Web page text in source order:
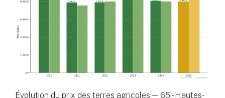
Évolution du prix des terres agricoles — 65 - Hautes-